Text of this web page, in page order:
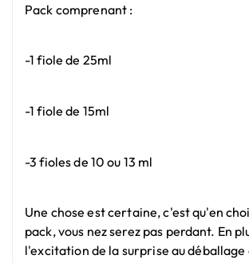
Pack comprenant :
-1 fiole de 25ml
-1 fiole de 15ml
-3 fioles de 10 ou 13 ml
Une chose est certaine, c'est qu'en
pack, vous nez serez pas perdant. En
l'excitation de la surprise au déballage